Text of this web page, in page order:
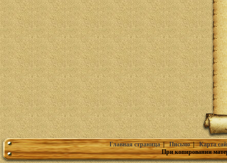
Главная страница|Письмо|Карта
При копировании